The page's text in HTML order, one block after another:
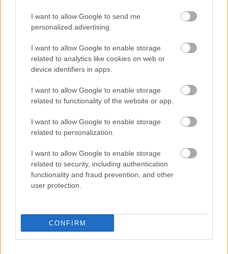
I want to allow Google to send me
personalized advertising.
I want to allow Google to enable storage
related to analytics like cookies on web or
device identifiers in apps.
I want to allow Google to enable storage
related to functionality of the website or app.
I want to allow Google to enable storage
related to personalization.
I want to allow Google to enable storage
related to security, including authentication
functionality and fraud prevention, and other
user protection.
CONFIRM